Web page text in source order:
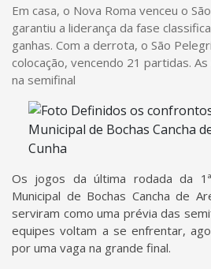
Em casa, o Nova Roma venceu o
garantiu a liderança da fase
ganhas. Com a derrota, o São
colocação, vencendo 21 partidas.
na semifinal
Os jogos da última rodada da
Municipal de Bochas Cancha de
serviram como uma prévia das
equipes voltam a se enfrentar,
por uma vaga na grande final.